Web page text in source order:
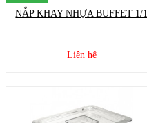
NẮP KHAY NHỰA BUFFET 1/1
Liên hệ